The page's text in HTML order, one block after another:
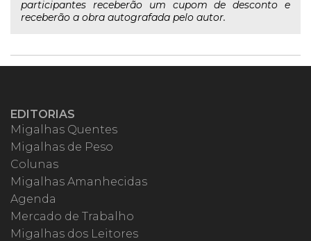
participantes receberão um cupom de desconto e
receberão a obra autografada pelo autor.
EDITORIAS
Migalhas Quentes
Migalhas de Peso
Colunas
Migalhas Amanhecidas
Agenda
Mercado de Trabalho
Migalhas dos Leitores